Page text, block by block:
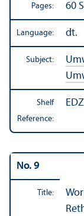
Pages: 60
Language: dt.
Subject:
Shelf
Reference:
No. 9
Title: